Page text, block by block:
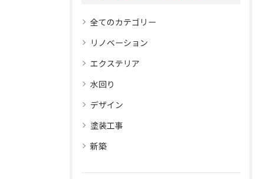
全てのカテゴリー
リノベーション
エクステリア
水回り
デザイン
塗装工事
新築